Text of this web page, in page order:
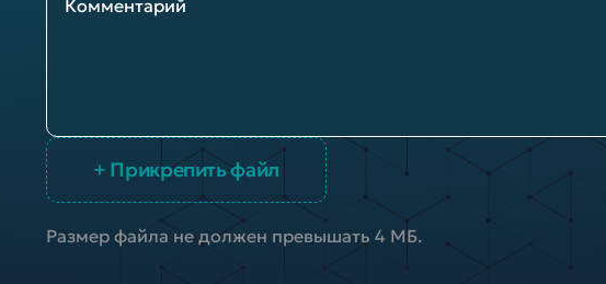
Комментарий
+ Прикрепить файл
Размер файла не должен превышать 4 МБ.